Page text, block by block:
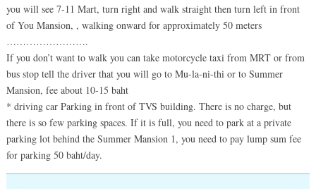
you will see 7-11 Mart, turn right and walk straight then turn left in front
of You Mansion, , walking onward for approximately 50 meters
…………………….
If you don’t want to walk you can take motorcycle taxi from MRT or from
bus stop tell the driver that you will go to Mu-la-ni-thi or to Summer
Mansion, fee about 10-15 baht
* driving car Parking in front of TVS building. There is no charge, but
there is so few parking spaces. If it is full, you need to park at a private
parking lot behind the Summer Mansion 1, you need to pay lump sum fee
for parking 50 baht/day.